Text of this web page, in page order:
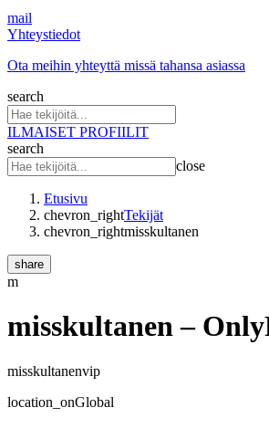
mail
Yhteystiedot
Ota meihin yhteyttä missä tahansa asiassa
search
ILMAISET PROFIILIT
search
close
Etusivu
chevron_rightTekijät
chevron_rightmisskultanen
share
m
misskultanen–
misskultanenvip
location_onGlobal